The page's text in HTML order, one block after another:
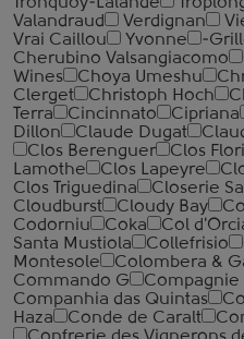
Valandraud
Verdignan
Vrai Caillou
Yvonne -
Cherubino Valsangiacomo
Wines
Choya Umeshu
Clerget
Christoph Hoch
Terra
Cincinnato Cipriana
Dillon
Claude Dugat
Clos Berenguer
Clos
Lamothe
Clos Lapeyre
Clos Triguedina
Closerie
Cloudburst
Cloudy Bay
Codorniu
Coka Col
Santa Mustiola
Collefrisio
Montesole
Colombera &
Commando G
Compagnie
Companhia das Quintas
Haza
Conde de Caralt